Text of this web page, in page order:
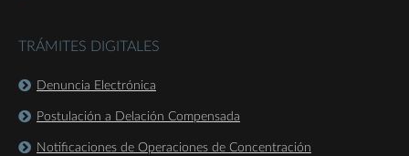
TRÁMITES DIGITALES
Denuncia Electrónica
Postulación a Delación Compensada
Notificaciones de Operaciones de Concentración